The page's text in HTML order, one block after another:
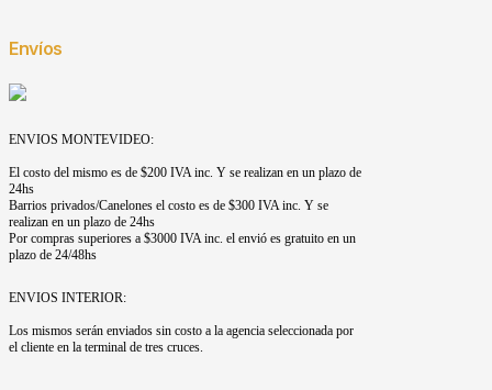
Envíos
ENVIOS MONTEVIDEO:
El costo del mismo es de $200 IVA inc. Y se realizan en un plazo de
24hs
Barrios privados/Canelones el costo es de $300 IVA inc. Y se
realizan en un plazo de 24hs
Por compras superiores a $3000 IVA inc. el envió es gratuito en un
plazo de 24/48hs
ENVIOS INTERIOR:
Los mismos serán enviados sin costo a la agencia seleccionada por
el cliente en la terminal de tres cruces.